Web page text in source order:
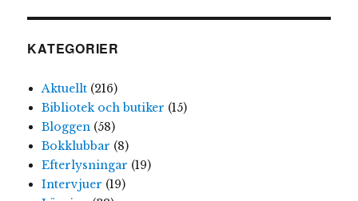
KATEGORIER
Aktuellt(216)
Bibliotek och butiker (15)
Bloggen(58)
Bokklubbar (8)
Efterlysningar (19)
Intervjuer (19)